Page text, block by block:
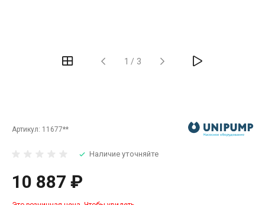
1 / 3
Артикул: 11677**
Наличие уточняйте
10 887 ₽